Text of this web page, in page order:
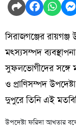
সিরাজগঞ্জের
মৎস্যসম্পদ
সুফলভোগীদের সঙ্গে
ও প্রাণিসম্পদ
দুপুরে তিনি এই
উপদেষ্টা ফরিদা আখতার